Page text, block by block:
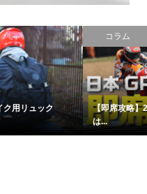
コラム
【即席攻略】2018年MotoGP日本